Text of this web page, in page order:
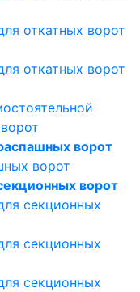
откатных ворот
откатных ворот
ворот
ворот
ворот
секционных
секционных
секционных